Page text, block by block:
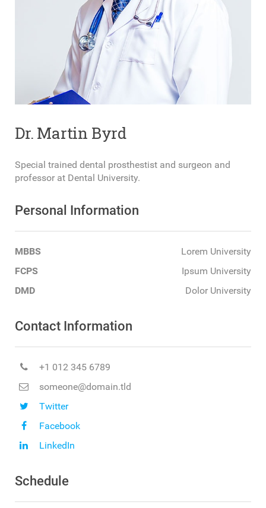
Dr. Martin Byrd
Special trained dental prosthestist and surgeon and
professor at Dental University.
Personal Information
MBBS
Lorem University
FCPS
Ipsum University
DMD
Dolor University
Contact Information
+1 012 345 6789
someone@domain.tld
Twitter
Facebook
LinkedIn
Schedule